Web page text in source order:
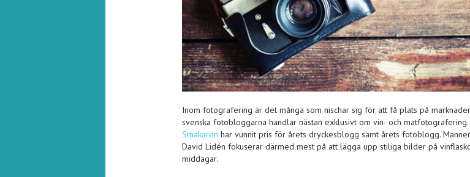
Inom fotografering är det många som nischar sig för att få plats på
svenska fotobloggarna handlar nästan exklusivt om vin- och matfotografering.
Smakaren har vunnit pris för årets dryckesblogg samt årets fotoblogg.
David Lidén fokuserar därmed mest på att lägga upp stiliga bilder på
middagar.